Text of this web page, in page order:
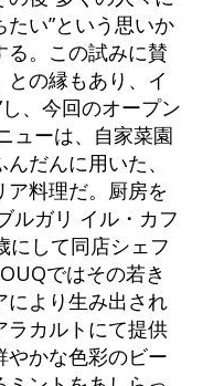
い”という思いか
る。この試みに賛
の縁もあり、イ
、今回のオープン
ューは、自家菜園
だんに用いた、
ア料理だ。厨房を
ルガリ イル・カフ
にして同店シェフ
ではその若き
により生み出され
ラカルトにて提供
やかな色彩のビー